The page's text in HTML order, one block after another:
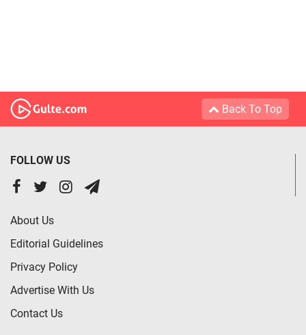
Back To Top
FOLLOW US
About Us
Editorial Guidelines
Privacy Policy
Advertise With Us
Contact Us